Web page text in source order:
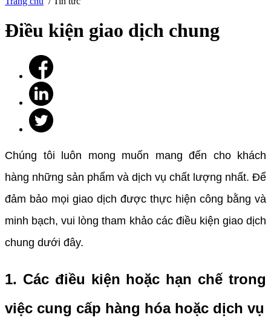
Điều kiện giao dịch chung
Chúng tôi luôn mong muốn mang đến cho khách
hàng những sản phẩm và dịch vụ chất lượng nhất. Để
đảm bảo mọi giao dịch được thực hiện công bằng và
minh bạch, vui lòng tham khảo các điều kiện giao dịch
chung dưới đây.
1. Các điều kiện hoặc hạn chế trong
việc cung cấp hàng hóa hoặc dịch vụ